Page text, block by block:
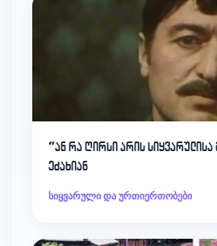
“ან რა ღირსი არის სიყვარულისა
ეძახიან
სიყვარული და ურთიერთობები